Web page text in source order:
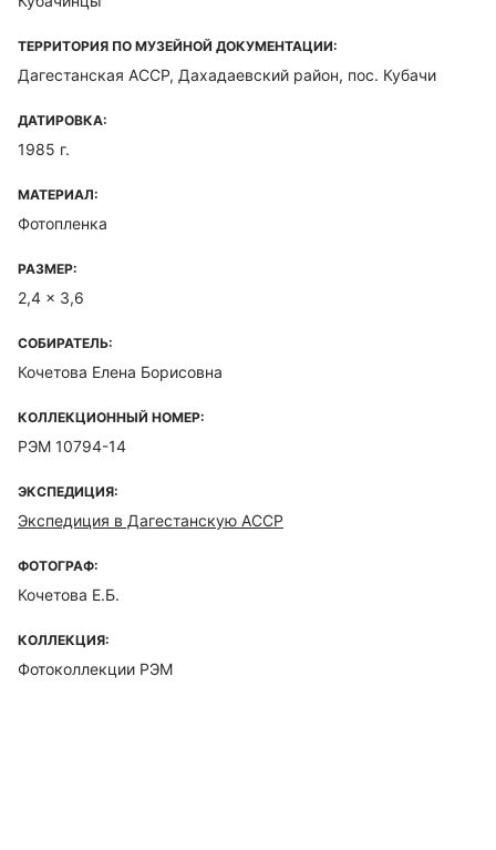
ТЕРРИТОРИЯ ПО МУЗЕЙНОЙ ДОКУМЕНТАЦИИ:
Дагестанская ACCP, Дахадаевский район, пос. Кубачи
ДАТИРОВКА:
1985 г.
МАТЕРИАЛ:
Фотопленка
РАЗМЕР:
2,4 x 3,6
СОБИРАТЕЛЬ:
Кочетова Елена Борисовна
КОЛЛЕКЦИОННЫЙ НОМЕР:
РЭМ 10794-14
ЭКСПЕДИЦИЯ:
Экспедиция в Дагестанскую АССР
ФОТОГРАФ:
Кочетова Е.Б.
КОЛЛЕКЦИЯ:
Фотоколлекции РЭМ